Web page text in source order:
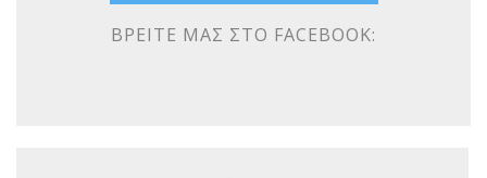
ΒΡΕΊΤΕ ΜΑΣ ΣΤΟ FACEBOOK: